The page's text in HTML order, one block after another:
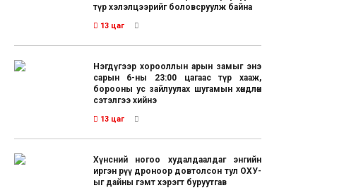
түр хэлэлцээрийг боловсруулж байна
13 цаг
Нэгдүгээр хорооллын арын замыг энэ
сарын 6-ны 23:00 цагаас түр хааж,
борооны ус зайлуулах шугамын хөндлөн
сэтэлгээ хийнэ
13 цаг
Хүнсний ногоо худалдаалдаг энгийн
иргэн рүү дроноор довтолсон тул ОХУ-
ыг дайны гэмт хэрэгт буруутгав